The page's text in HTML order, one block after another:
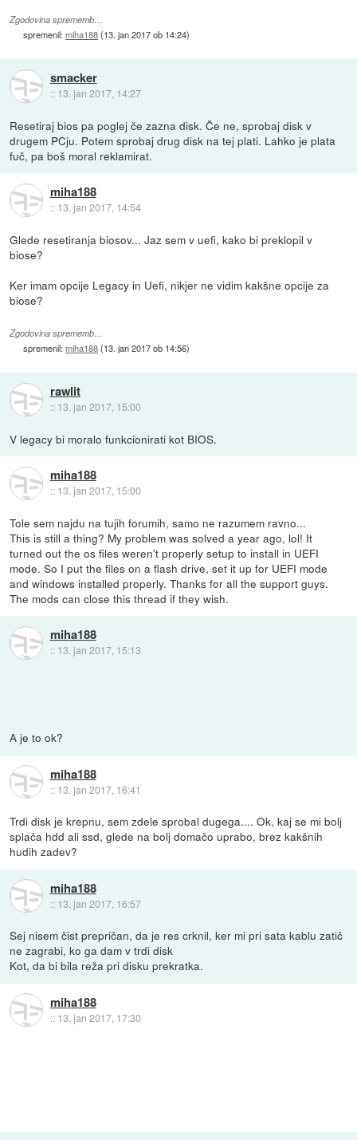
Zgodovina sprememb…
spremenil:miha188(13. jan 2017 ob 14:24)
smacker
:: 13. jan 2017, 14:27
Resetiraj bios pa poglej če zazna disk. Če ne, sprobaj disk v
drugem PCju. Potem sprobaj drug disk na tej plati. Lahko je plata
fuč, pa boš moral reklamirat.
miha188
:: 13. jan 2017, 14:54
Glede resetiranja biosov... Jaz sem v uefi, kako bi preklopil v
biose?
Ker imam opcije Legacy in Uefi, nikjer ne vidim kakšne opcije za
biose?
Zgodovina sprememb…
spremenil:miha188(13. jan 2017 ob 14:56)
rawlit
:: 13. jan 2017, 15:00
V legacy bi moralo funkcionirati kot BIOS.
miha188
:: 13. jan 2017, 15:00
Tole sem najdu na tujih forumih, samo ne razumem ravno...
This is still a thing? My problem was solved a year ago, lol! It
turned out the os files weren't properly setup to install in UEFI
mode. So I put the files on a flash drive, set it up for UEFI mode
and windows installed properly. Thanks for all the support guys.
The mods can close this thread if they wish.
miha188
:: 13. jan 2017, 15:13
A je to ok?
miha188
:: 13. jan 2017, 16:41
Trdi disk je krepnu, sem zdele sprobal dugega.... Ok, kaj se mi bolj
splača hdd ali ssd, glede na bolj domačo uprabo, brez kakšnih
hudih zadev?
miha188
:: 13. jan 2017, 16:57
Sej nisem čist prepričan, da je res crknil, ker mi pri sata kablu zatič
ne zagrabi, ko ga dam v trdi disk
Kot, da bi bila reža pri disku prekratka.
miha188
:: 13. jan 2017, 17:30